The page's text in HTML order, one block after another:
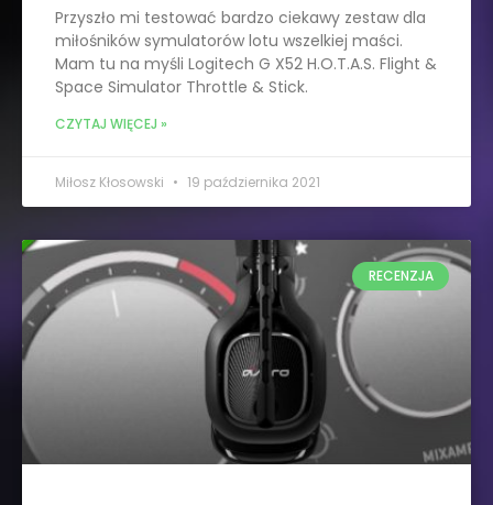
Przyszło mi testować bardzo ciekawy zestaw dla
miłośników symulatorów lotu wszelkiej maści.
Mam tu na myśli Logitech G X52 H.O.T.A.S. Flight &
Space Simulator Throttle & Stick.
CZYTAJ WIĘCEJ »
Miłosz Kłosowski 19 października 2021
RECENZJA